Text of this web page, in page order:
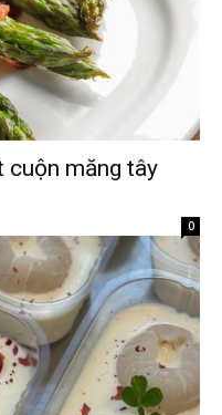
cuộn măng tây
0